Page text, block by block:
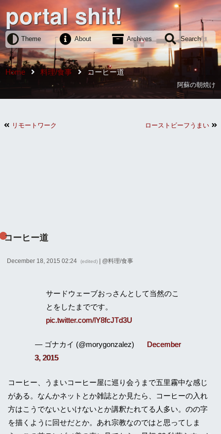
portal shit!
Theme About Archives Search
Home 料理/食事 コーヒー道
阿蘇の朝焼け
リモートワーク ローストビーフうまい
コーヒー道
December 18, 2015 02:24 (edited) | @料理/食事
サードウェーブおっさんとして当然のこ
とをしたまでです。
pic.twitter.com/lY8fcJTd3U
— ゴナカイ (@morygonzalez)
December
3, 2015
コーヒー、うまいコーヒー屋に巡り会うまで五里霧中な感じ
がある。なんかネットとか雑誌とか見たら、コーヒーの入れ
方はこうでないといけないとか講釈たれてる人多い。のの字
を描くように回せだとか。あれ宗教なのではと思ってしま